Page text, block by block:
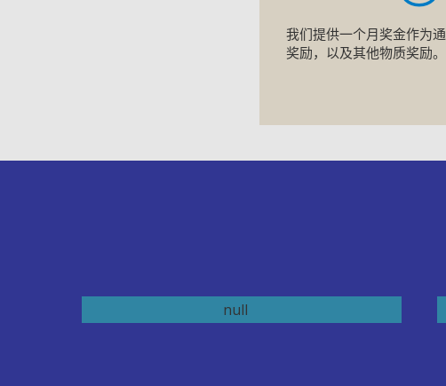
我们提供一个月奖金作为
奖励，以及其他物质奖励。